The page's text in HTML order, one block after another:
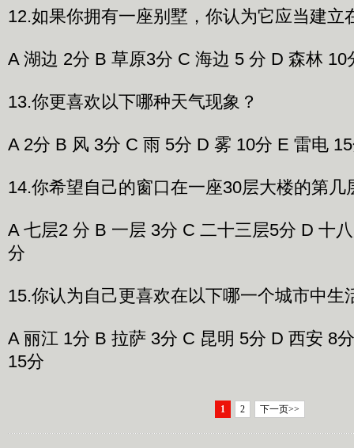
12.如果你拥有一座别墅，你认为它应当建立
A 湖边 2分 B 草原3分 C 海边 5 分 D 森林 10
13.你更喜欢以下哪种天气现象？
A 2分 B 风 3分 C 雨 5分 D 雾 10分 E 雷电
14.你希望自己的窗口在一座30层大楼的第几
A 七层2 分 B 一层 3分 C 二十三层5分 D 十
分
15.你认为自己更喜欢在以下哪一个城市中生
A 丽江 1分 B 拉萨 3分 C 昆明 5分 D 西安 8
15分
1 2 下一页>>